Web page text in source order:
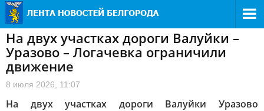
На двух участках дороги Валуйки –
Уразово – Логачевка ограничили
движение
8 июля 2026, 11:07
На двух участках дороги Валуйки Уразово